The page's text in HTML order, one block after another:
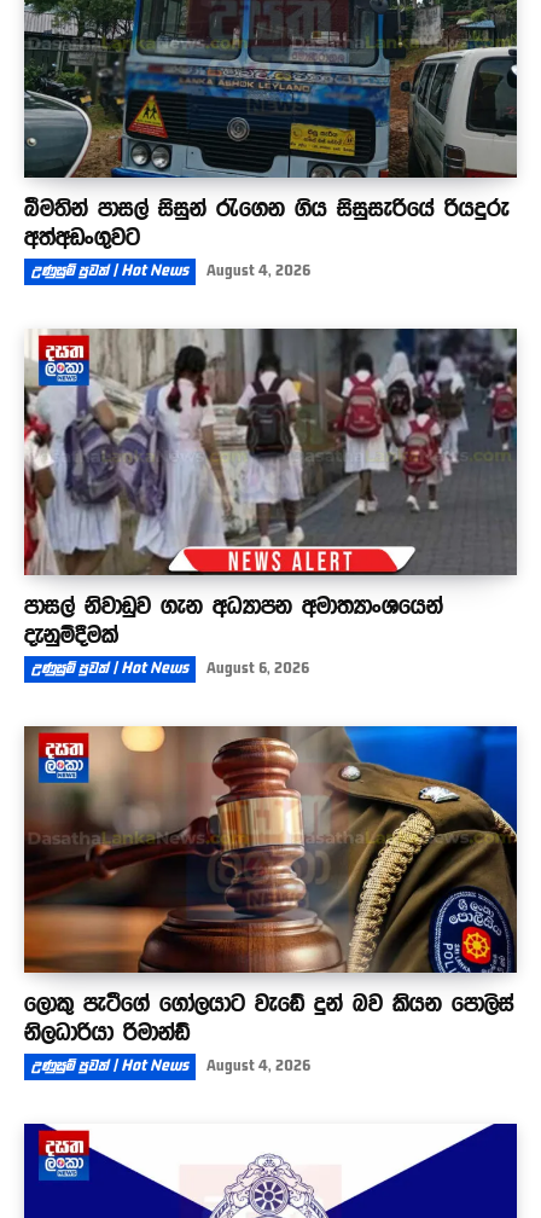
බීමතින් පාසල් සිසුන් රැගෙන ගිය සිසුසැරියේ රියදුරු
අත්අඩංගුවට
උණුසුම් පුවත් | Hot News August 4, 2026
පාසල් නිවාඩුව ගැන අධ්‍යාපන අමාත්‍යාංශයෙන්
දැනුම්දීමක්
උණුසුම් පුවත් | Hot News August 6, 2026
ලොකු පැටීගේ ගෝලයාට වැඩේ දුන් බව කියන පොලිස්
නිලධාරියා රිමාන්ඩ්
උණුසුම් පුවත් | Hot News August 4, 2026